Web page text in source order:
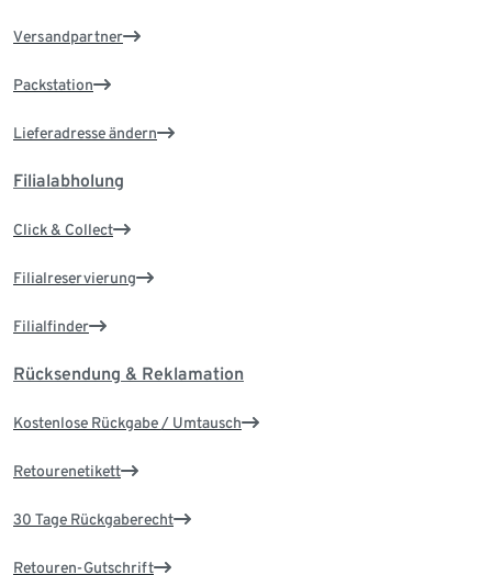
Versandpartner
Packstation
Lieferadresse ändern
Filialabholung
Click & Collect
Filialreservierung
Filialfinder
Rücksendung & Reklamation
Kostenlose Rückgabe / Umtausch
Retourenetikett
30 Tage Rückgaberecht
Retouren-Gutschrift